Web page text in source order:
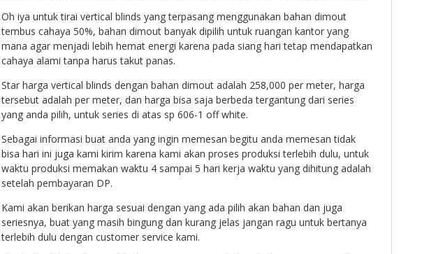
Oh iya untuk tirai vertical blinds yang terpasang menggunakan bahan dimout
tembus cahaya 50%, bahan dimout banyak dipilih untuk ruangan kantor yang
mana agar menjadi lebih hemat energi karena pada siang hari tetap mendapatkan
cahaya alami tanpa harus takut panas.
Star harga vertical blinds dengan bahan dimout adalah 258,000 per meter, harga
tersebut adalah per meter, dan harga bisa saja berbeda tergantung dari series
yang anda pilih, untuk series di atas sp 606-1 off white.
Sebagai informasi buat anda yang ingin memesan begitu anda memesan tidak
bisa hari ini juga kami kirim karena kami akan proses produksi terlebih dulu, untuk
waktu produksi memakan waktu 4 sampai 5 hari kerja waktu yang dihitung adalah
setelah pembayaran DP.
Kami akan berikan harga sesuai dengan yang ada pilih akan bahan dan juga
seriesnya, buat yang masih bingung dan kurang jelas jangan ragu untuk bertanya
terlebih dulu dengan customer service kami.